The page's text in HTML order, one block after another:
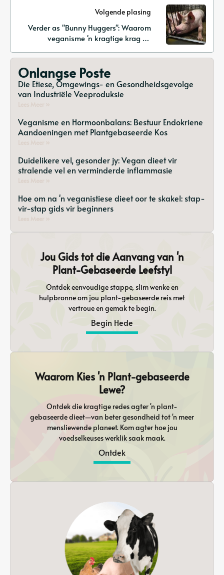
Volgende plasing
Verder as "Bunny Huggers": Waarom
veganisme 'n kragtige krag vir
Onlangse Poste
Die Etiese, Omgewings- en Gesondheidsgevolge
van Industriële Veeproduksie
Veganisme en Hormoonbalans: Bestuur Endokriene
Aandoeningen met Plantgebaseerde Kos
Duidelikere vel, gesonder jy: Vegan dieet vir
stralende vel en verminderde inflammasie
Hoe om na 'n veganistiese dieet oor te skakel: stap-
vir-stap gids vir beginners
Jou Gids tot die Aanvang van 'n
Plant-Gebaseerde Leefstyl
Ontdek eenvoudige stappe, slim wenke en
hulpbronne om jou plant-gebaseerde reis met
vertroue en gemak te begin.
Begin Hede
Waarom Kies 'n Plant-gebaseerde
Lewe?
Ontdek die kragtige redes agter 'n plant-
gebaseerde dieet—van beter gesondheid tot 'n meer
mensliewende planeet. Kom agter hoe jou
voedselkeuses werklik saak maak.
Ontdek